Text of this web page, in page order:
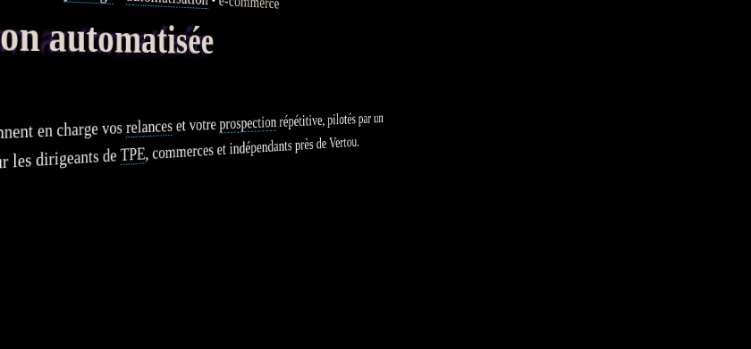
automatisée
en charge vosrelanceset votreprospectionrépétitive, pilotés par un
dirigeants deTPE, commerces et indépendants près de Vertou.